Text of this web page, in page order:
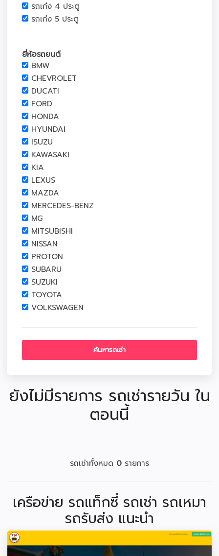
รถเก๋ง 4 ประตู
รถเก๋ง 5 ประตู
ยี่ห้อรถยนต์
BMW
CHEVROLET
DUCATI
FORD
HONDA
HYUNDAI
ISUZU
KAWASAKI
KIA
LEXUS
MAZDA
MERCEDES-BENZ
MG
MITSUBISHI
NISSAN
PROTON
SUBARU
SUZUKI
TOYOTA
VOLKSWAGEN
ยังไม่มีรายการ รถเช่ารายวัน ใน
ตอนนี้
รถเช่าทั้งหมด 0 รายการ
เครือข่าย รถแท็กซี่ รถเช่า รถเหมา
รถรับส่ง แนะนำ